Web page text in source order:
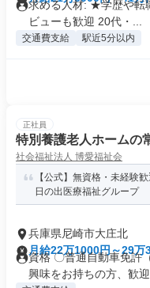
求める人材: ★学歴や転
ビューも歓迎 20代・...
交通費支給 駅近5分以内
正社員
特別養護老人ホームの
社会福祉法人 博愛福祉会
【公式】無資格・未経験
日の出医療福祉グループ
兵庫県尼崎市大庄北
月給22万1000円～29万
資格 〇普通自動車免許
興味をお持ちの方、歓迎